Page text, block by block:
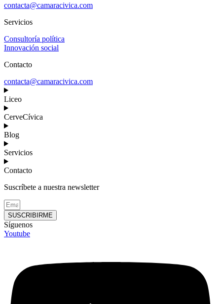
contacta@camaracivica.com
Servicios
Consultoría política
Innovación social
Contacto
contacta@camaracivica.com
Liceo
CerveCívica
Blog
Servicios
Contacto
Suscríbete a nuestra newsletter
SUSCRIBIRME
Síguenos
Youtube